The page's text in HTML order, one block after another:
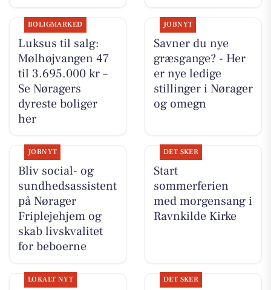
BOLIGMARKED
Luksus til salg:
Mølhøjvangen 47
til 3.695.000 kr –
Se Nøragers
dyreste boliger
her
JOBNYT
Savner du nye
græsgange? - Her
er nye ledige
stillinger i Nørager
og omegn
JOBNYT
Bliv social- og
sundhedsassistent
på Nørager
Friplejehjem og
skab livskvalitet
for beboerne
DET SKER
Start
sommerferien
med morgensang i
Ravnkilde Kirke
LOKALT NYT DET SKER